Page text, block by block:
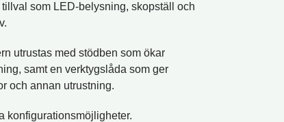
som LED-belysning, skopställ och
utrustas med stödben som ökar
samt en verktygslåda som ger
och annan utrustning.
konfigurationsmöjligheter.